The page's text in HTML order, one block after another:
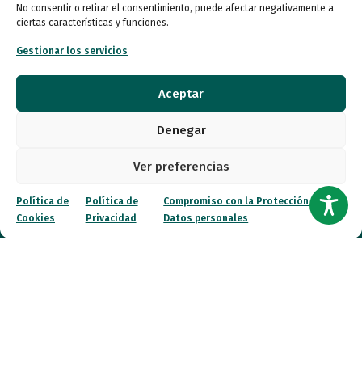
No consentir o retirar el consentimiento, puede afectar negativamente a
ciertas características y funciones.
Gestionar los servicios
Aceptar
Denegar
Ver preferencias
Política de
Cookies
Política de
Privacidad
Compromiso con la Protección de
Datos personales
Quiénes somos
Entidades
Qué hacemos